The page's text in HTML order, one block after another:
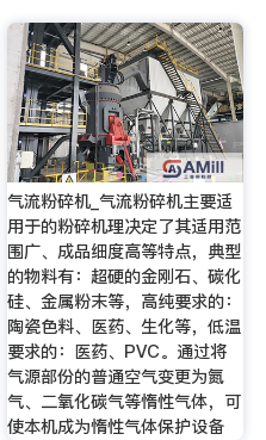
气流粉碎机_气流粉碎机主要适
用于的粉碎机理决定了其适用范
围广、成品细度高等特点，典型
的物料有：超硬的金刚石、碳化
硅、金属粉末等，高纯要求的：
陶瓷色料、医药、生化等，低温
要求的：医药、PVC。通过将
气源部份的普通空气变更为氮
气、二氧化碳气等惰性气体，可
使本机成为惰性气体保护设备